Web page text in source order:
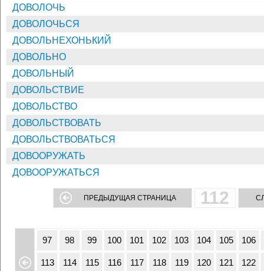
ДОВОЛОЧЬ
ДОВОЛОЧЬСЯ
ДОВОЛЬНЕХОНЬКИЙ
ДОВОЛЬНО
ДОВОЛЬНЫЙ
ДОВОЛЬСТВИЕ
ДОВОЛЬСТВО
ДОВОЛЬСТВОВАТЬ
ДОВОЛЬСТВОВАТЬСЯ
ДОВООРУЖАТЬ
ДОВООРУЖАТЬСЯ
ПРЕДЫДУЩАЯ СТРАНИЦА 112
80
97 98 99 100 101 102 103 104 105 106
113 114 115 116 117 118 119 120 121 122